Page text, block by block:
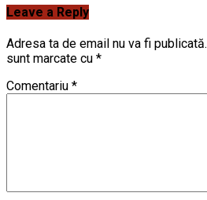
Leave a Reply
Adresa ta de email nu va fi publicată.
sunt marcate cu *
Comentariu *